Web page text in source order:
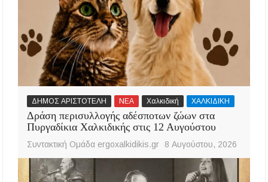
ΔΗΜΟΣ ΑΡΙΣΤΟΤΕΛΗ ΝΕΑ Χαλκιδική ΧΑΛΚΙΔΙΚΗ
Δράση περισυλλογής αδέσποτων ζώων στα
Πυργαδίκια Χαλκιδικής στις 12 Αυγούστου
Συντακτική Ομάδα ergoxalkidikis.gr 8 Αυγούστου, 2026